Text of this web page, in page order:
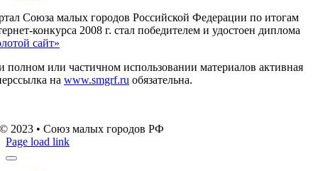
Союза малых городов Российской Федерации по итогам
конкурса 2008 г. стал победителем и удостоен диплома
сайт»
полном или частичном использовании материалов активная
на www.smgrf.ru обязательна.
© 2023 • Союз малых городов РФ
Page load link